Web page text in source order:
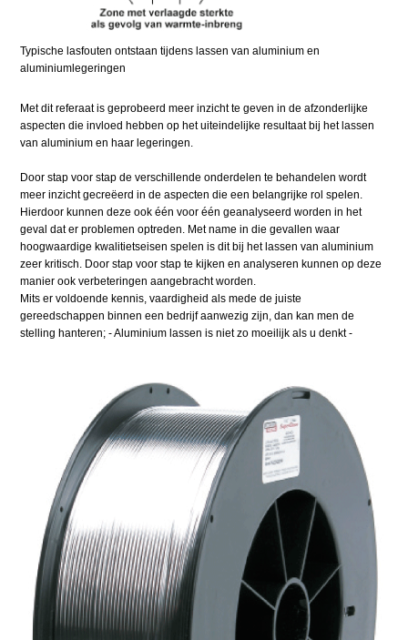
Typische lasfouten ontstaan tijdens lassen van aluminium en
aluminiumlegeringen
Met dit referaat is geprobeerd meer inzicht te geven in de afzonderlijke
aspecten die invloed hebben op het uiteindelijke resultaat bij het lassen
van aluminium en haar legeringen.
Door stap voor stap de verschillende onderdelen te behandelen wordt
meer inzicht gecreëerd in de aspecten die een belangrijke rol spelen.
Hierdoor kunnen deze ook één voor één geanalyseerd worden in het
geval dat er problemen optreden. Met name in die gevallen waar
hoogwaardige kwalitietseisen spelen is dit bij het lassen van aluminium
zeer kritisch. Door stap voor stap te kijken en analyseren kunnen op deze
manier ook verbeteringen aangebracht worden.
Mits er voldoende kennis, vaardigheid als mede de juiste
gereedschappen binnen een bedrijf aanwezig zijn, dan kan men de
stelling hanteren; - Aluminium lassen is niet zo moeilijk als u denkt -